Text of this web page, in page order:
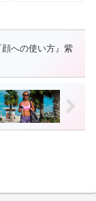
への使い方』紫